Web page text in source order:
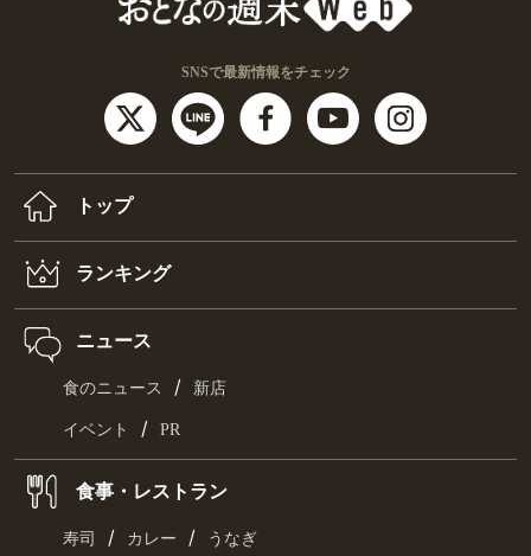
SNSで最新情報をチェック
トップ
ランキング
ニュース
食のニュース / 新店
イベント / PR
食事・レストラン
寿司 / カレー / うなぎ